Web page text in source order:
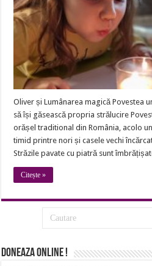
Oliver și Lumânarea magică Povestea
să își găsească propria strălucire
orășel traditional din România, acolo
timid printre nori și casele vechi
Străzile pavate cu piatră sunt
Citește »
Doneaza online !